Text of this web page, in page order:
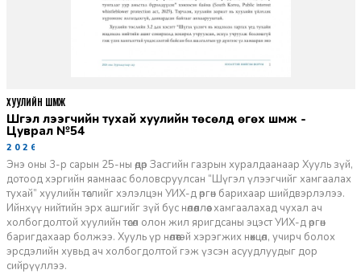
Шүгэл үлээгчийн тухай хуулийн төсөлд өгөх шүүмж -
Цуврал №54
2026-07-27
Энэ оны 3-р сарын 25-ны өдөр Засгийн газрын хуралдаанаар Хууль зүй,
дотоод хэргийн яамнаас боловсруулсан “Шүгэл үлээгчийг хамгаалах
тухай” хуулийн төслийг хэлэлцэн УИХ-д өргөн барихаар шийдвэрлэлээ.
Ийнхүү нийтийн эрх ашгийг зүй бус нөлөөллөөс хамгаалахад чухал ач
холбогдолтой хуулийн төсөл олон жил яригдсаны эцэст УИХ-д өргөн
баригдахаар болжээ. Хууль үр нөлөөтэй хэрэгжих нөхцөл, учирч болох
эрсдэлийн хувьд ач холбогдолтой гэж үзсэн асуудлуудыг дор
сийрүүллээ.
ХУУЛИЙН ШҮҮМЖ